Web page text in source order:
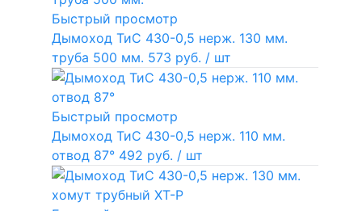
Быстрый просмотр
Дымоход ТиС 430-0,5 нерж. 130 мм.
труба 500 мм. 573 руб. / шт
Быстрый просмотр
Дымоход ТиС 430-0,5 нерж. 110 мм.
отвод 87° 492 руб. / шт